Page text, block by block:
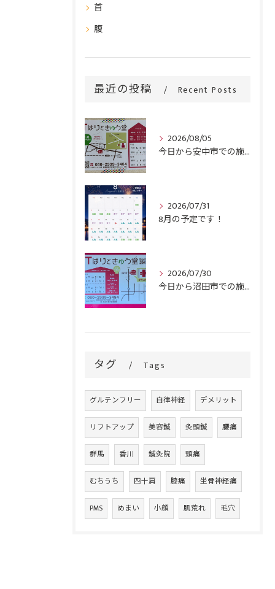
首
腹
最近の投稿 Recent Posts
2026/08/05
今日から安中市での施術がスタートです！
2026/07/31
8月の予定です！
2026/07/30
今日から沼田市での施術がスタートです！
タグ Tags
グルテンフリー 自律神経 デメリット
リフトアップ 美容鍼 灸頭鍼 腰痛
群馬 香川 鍼灸院 頭痛
むちうち 四十肩 膝痛 坐骨神経痛
PMS めまい 小顔 肌荒れ 毛穴